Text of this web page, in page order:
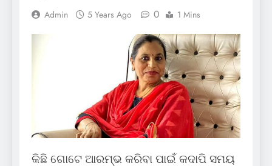
Admin 5 Years Ago 0 1 Mins
କିଛି ଗୋଟେ ଆରମ୍ଭ କରିବା ପାଇଁ କଦାପି ସମୟ